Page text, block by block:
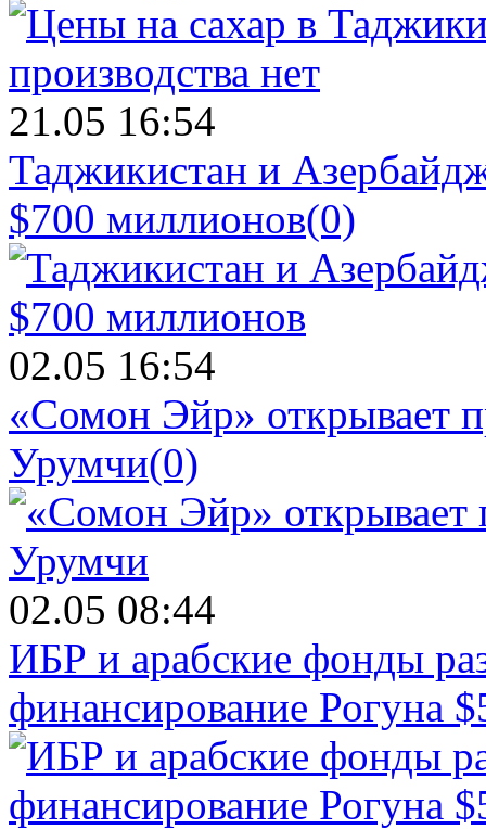
21.05 16:54
Таджикистан и
$700 миллионов(0)
02.05 16:54
«Сомон Эйр» открывает
Урумчи(0)
02.05 08:44
ИБР и арабские фонды
финансирование Рогуна